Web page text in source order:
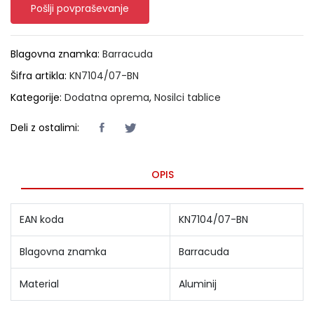
Pošlji povpraševanje
Blagovna znamka: Barracuda
Šifra artikla: KN7104/07-BN
Kategorije: Dodatna oprema, Nosilci tablice
Deli z ostalimi:
OPIS
EAN koda KN7104/07-BN
Blagovna znamka Barracuda
Material Aluminij